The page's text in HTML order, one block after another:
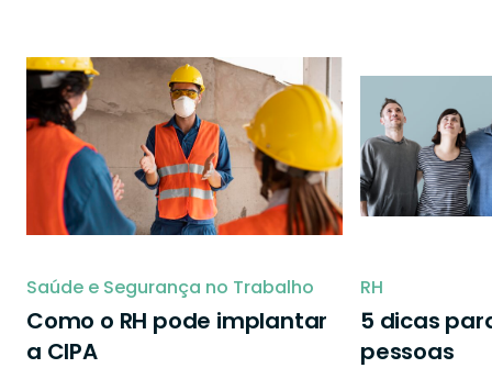
Saúde e Segurança no Trabalho
Como o RH pode implantar
a CIPA
RH
5 dicas
pessoas